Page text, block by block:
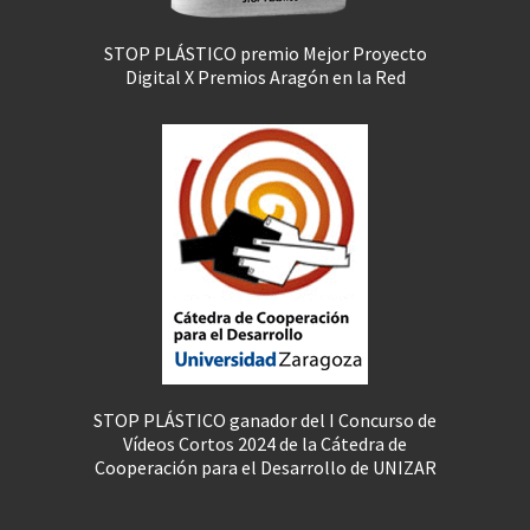
STOP PLÁSTICO premio Mejor Proyecto
Digital X Premios Aragón en la Red
STOP PLÁSTICO ganador del I Concurso de
Vídeos Cortos 2024 de la Cátedra de
Cooperación para el Desarrollo de UNIZAR